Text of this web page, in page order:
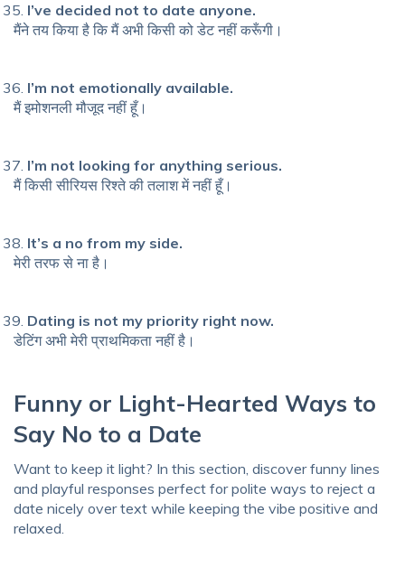
I’ve decided not to date anyone.
मैंने तय किया है कि मैं अभी किसी को डेट नहीं करूँगी।
I’m not emotionally available.
मैं इमोशनली मौजूद नहीं हूँ।
I’m not looking for anything serious.
मैं किसी सीरियस रिश्ते की तलाश में नहीं हूँ।
It’s a no from my side.
मेरी तरफ से ना है।
Dating is not my priority right now.
डेटिंग अभी मेरी प्राथमिकता नहीं है।
Funny or Light-Hearted Ways to
Say No to a Date
Want to keep it light? In this section, discover funny lines
and playful responses perfect for polite ways to reject a
date nicely over text while keeping the vibe positive and
relaxed.